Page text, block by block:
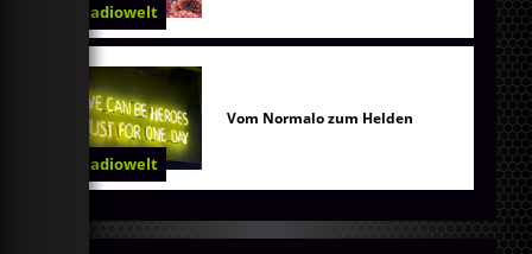
Radiowelt
Radiowelt
Vom Normalo zum Helden